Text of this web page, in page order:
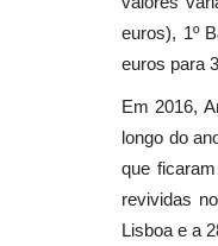
euros), 1º
euros para
Em 2016,
longo do
que
revividas
Lisboa e a